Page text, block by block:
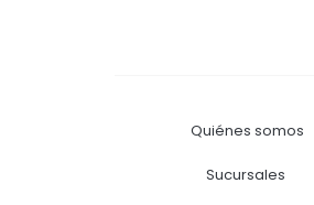
Quiénes somos
Sucursales